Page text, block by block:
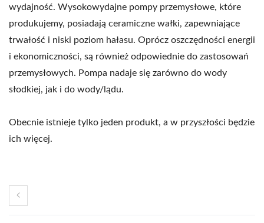
wydajność. Wysokowydajne pompy przemysłowe, które
produkujemy, posiadają ceramiczne wałki, zapewniające
trwałość i niski poziom hałasu. Oprócz oszczędności energii
i ekonomiczności, są również odpowiednie do zastosowań
przemysłowych. Pompa nadaje się zarówno do wody
słodkiej, jak i do wody/lądu.
Obecnie istnieje tylko jeden produkt, a w przyszłości będzie
ich więcej.